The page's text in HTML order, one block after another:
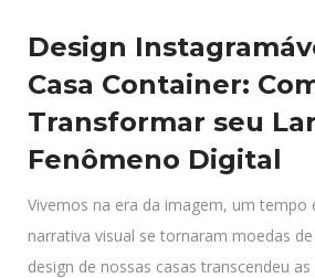
Design
Casa Container:
Transformar seu
Fenômeno Digital
Vivemos na era da imagem, um tempo
narrativa visual se tornaram moedas
design de nossas casas transcendeu